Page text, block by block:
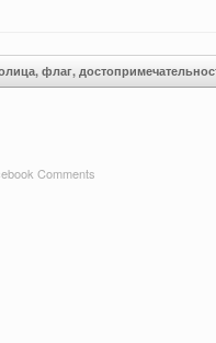
флаг,
Comments